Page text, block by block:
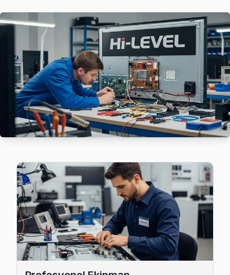
Çiftalan Hi-Level Anakart Tamiri →
Çırçır Hi-Level Servis
Eyüp'da Çırçır bölgesi dahil tüm hizmet alanımızda Hi-
Eyüp Hi-Level Servis →
Defterdar Hi-Level Servis
Hi-Level TV'nizin Defterdar adresine gelen ekibimiz
Defterdar Hi-Level Açılmıyor Arıza →
Düğmeciler Hi-Level Servis
Düğmeciler Hi-Level Açılmıyor Arıza →
Esentepe Hi-Level Servis
Eyüp'da Esentepe bölgesindeki Hi-Level kullanıcılarına
Eyüp Hi-Level Servis →
Güzeltepe Hi-Level Servis
Hi-Level TV'nizin Güzeltepe adresine gelen ekibimiz